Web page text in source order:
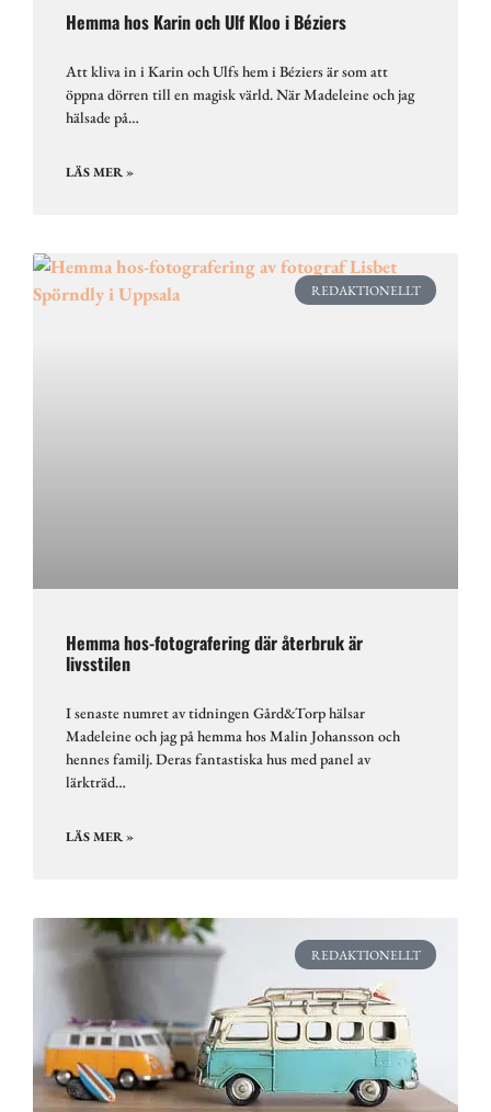
Hemma hos Karin och Ulf Kloo i Béziers
Att kliva in i Karin och Ulfs hem i Béziers är som att
öppna dörren till en magisk värld. När Madeleine och jag
hälsade på…
LÄS MER »
REDAKTIONELLT
Hemma hos-fotografering där återbruk är
livsstilen
I senaste numret av tidningen Gård&Torp hälsar
Madeleine och jag på hemma hos Malin Johansson och
hennes familj. Deras fantastiska hus med panel av
lärkträd…
LÄS MER »
REDAKTIONELLT